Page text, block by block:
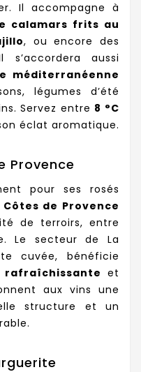
Il accompagne à
calamars frits au
, ou encore des
s’accordera aussi
méditerranéenne
légumes d’été
Servez entre 8 °C
éclat aromatique.
Provence
pour ses rosés
Côtes de Provence
de terroirs, entre
Le secteur de La
cuvée, bénéficie
et
aux vins une
structure et un